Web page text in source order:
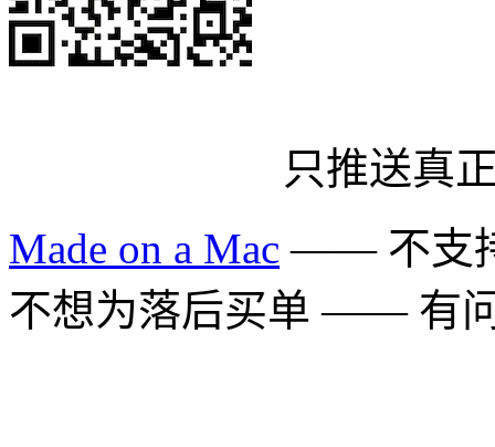
只推送真
Made on a Mac —— 不支
不想为落后买单 —— 有